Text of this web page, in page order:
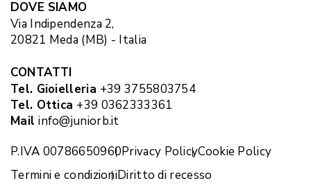
DOVE SIAMO
Via Indipendenza 2,
20821 Meda (MB) - Italia
CONTATTI
Tel. Gioielleria +39 3755803754
Tel. Ottica +39 0362333361
Mail info@juniorb.it
P.IVA 00786650960Privacy PolicyCookie Policy
Termini e condizioniDiritto di recesso